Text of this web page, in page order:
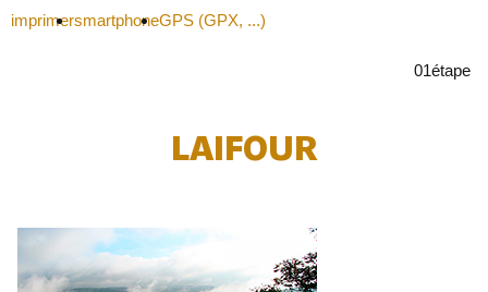
imprimersmartphoneGPS (GPX, ...)
01étape
LAIFOUR